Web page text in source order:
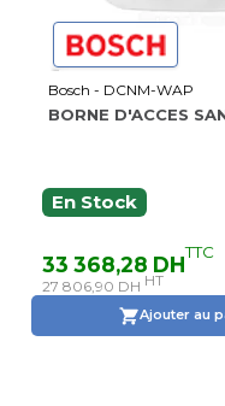
Bosch - DCNM-WAP
BORNE D'ACCES
En Stock
33 368,28 DHTTC
27 806,90 DH HT
Ajouter au